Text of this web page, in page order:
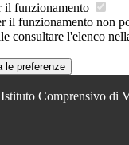
il funzionamento
il funzionamento non
consultare l'elenco
le preferenze
Istituto Comprensivo di